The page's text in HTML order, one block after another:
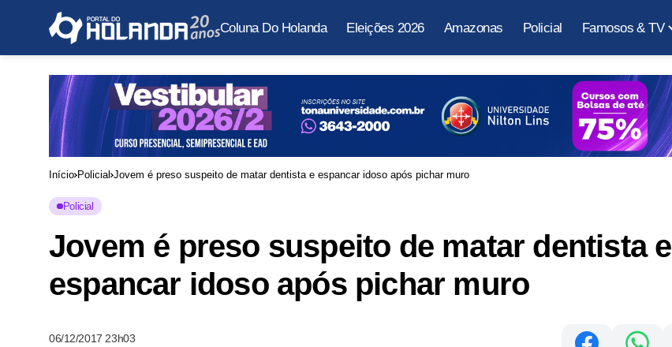
Coluna Do Holanda Eleições 2026 Amazonas Policial Famosos & TV
Início Policial Jovem é preso suspeito de matar dentista e espancar idoso após pichar muro
Policial
Jovem é preso suspeito de matar dentista e
espancar idoso após pichar muro
06/12/2017 23h03